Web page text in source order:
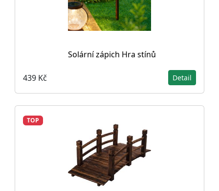
Solární zápich Hra stínů
439 Kč Detail
TOP